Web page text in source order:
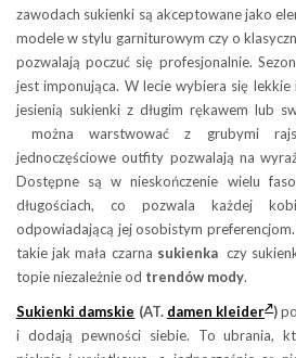
zawodach sukienki są akceptowane jako
modele w stylu garniturowym czy o
pozwalają poczuć się profesjonalnie.
jest imponująca. W lecie wybiera się
jesienią sukienki z długim rękawem lub
można warstwować z grubymi
jednoczęściowe outfity pozwalają na
Dostępne są w nieskończenie wielu
długościach, co pozwala każdej
odpowiadającą jej osobistym preferencjom.
takie jak mała czarna sukienka czy
topie niezależnie od trendów mody.
Sukienki damskie (AT. damen kleider )
i dodają pewności siebie. To ubrania,